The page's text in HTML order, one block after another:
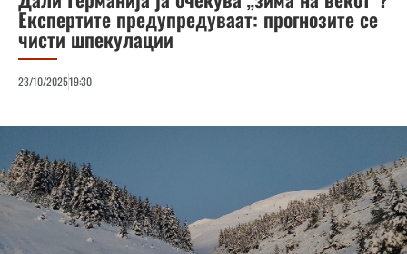
Експертите предупредуваат: прогнозите се
чисти шпекулации
23/10/202519:30